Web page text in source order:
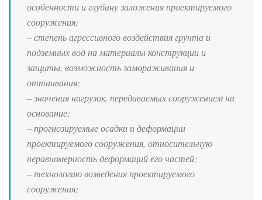
особенности и глубину заложения проектируемого
сооружения;
– степень агрессивного воздействия грунта и
подземных вод на материалы конструкции и
защиты, возможность замораживания и
оттаивания;
– значения нагрузок, передаваемых сооружением на
основание;
– прогнозируемые осадки и деформации
проектируемого сооружения, относительную
неравномерность деформаций его частей;
– технологию возведения проектируемого
сооружения;